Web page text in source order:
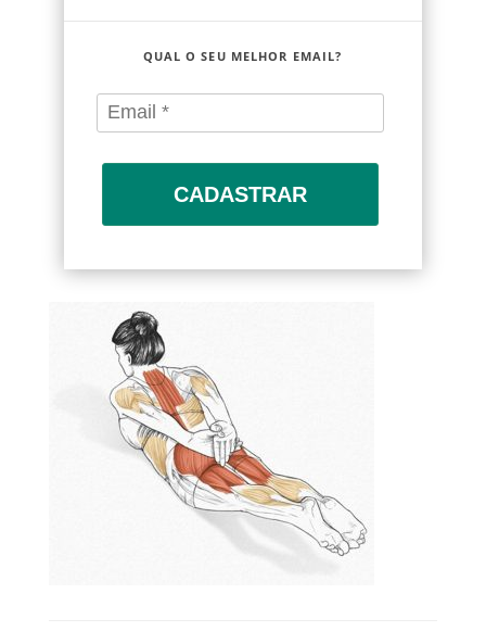
QUAL O SEU MELHOR EMAIL?
CADASTRAR